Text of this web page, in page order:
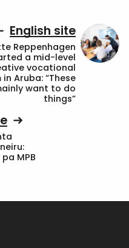
English site
Reppenhagen
a mid-level
vocational
Aruba: “These
want to do
things”
MPB